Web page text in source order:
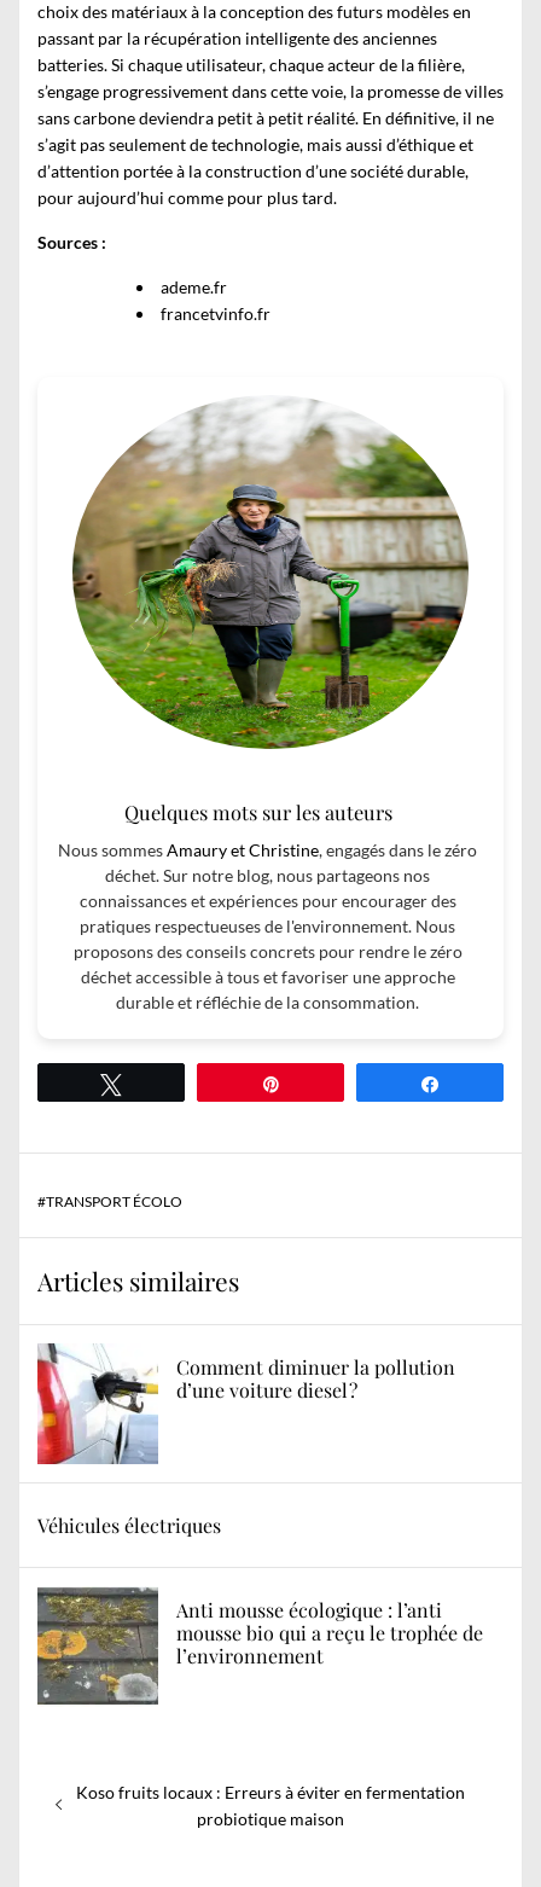
choix des matériaux à la conception des futurs modèles en
passant par la récupération intelligente des anciennes
batteries. Si chaque utilisateur, chaque acteur de la filière,
s’engage progressivement dans cette voie, la promesse de villes
sans carbone deviendra petit à petit réalité. En définitive, il ne
s’agit pas seulement de technologie, mais aussi d’éthique et
d’attention portée à la construction d’une société durable,
pour aujourd’hui comme pour plus tard.
Sources :
ademe.fr
francetvinfo.fr
Quelques mots sur les auteurs
Nous sommesAmaury et Christine, engagés dans le zéro
déchet. Sur notre blog, nous partageons nos
connaissances et expériences pour encourager des
pratiques respectueuses de l'environnement. Nous
proposons des conseils concrets pour rendre le zéro
déchet accessible à tous et favoriser une approche
durable et réfléchie de la consommation.
#TRANSPORT ÉCOLO
Articles similaires
Comment diminuer la pollution
d’une voiture diesel ?
Véhicules électriques
Anti mousse écologique : l’anti
mousse bio qui a reçu le trophée de
l’environnement
de
Previous
Koso fruits locaux : Erreurs à éviter en fermentation
probiotique maison